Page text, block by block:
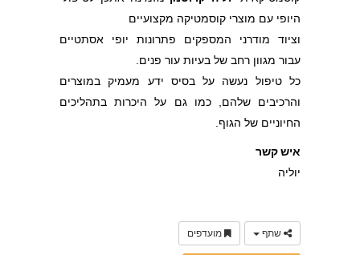
היופי עם מוצרי קוסמטיקה מקצועיים
וציוד מודרני המספקים פתרונות יופי אסתטיים
עבור מגוון רחב של בעיות עור פנים.
כל טיפול נעשה על בסיס ידע מעמיק במוצרים
והרכיבים שלהם, כמו גם על היכרות בתהליכים
החיוניים של הגוף.
איש קשר
יוליה
שתף מועדפים